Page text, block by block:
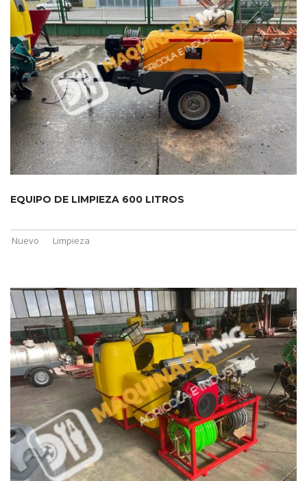
EQUIPO DE LIMPIEZA 600 LITROS
Nuevo Limpieza